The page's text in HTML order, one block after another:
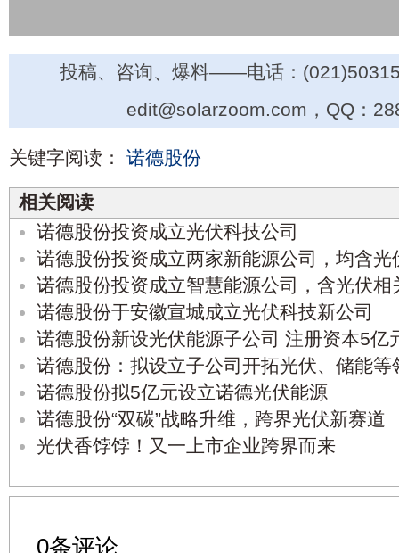
投稿、咨询、爆料——电话：
edit@solarzoom.com，QQ：
关键字阅读： 诺德股份
相关阅读
诺德股份投资成立光伏科技公司
诺德股份投资成立两家新能源公司，均含光
诺德股份投资成立智慧能源公司，含光伏相
诺德股份于安徽宣城成立光伏科技新公司
诺德股份新设光伏能源子公司 注册资本5亿
诺德股份：拟设立子公司开拓光伏、储能等
诺德股份拟5亿元设立诺德光伏能源
诺德股份“双碳”战略升维，跨界光伏新赛道
光伏香饽饽！又一上市企业跨界而来
0条评论